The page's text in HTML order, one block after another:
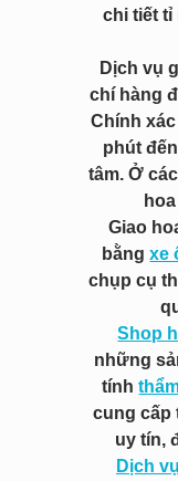
chi tiết tỉ
Dịch vụ
chí hàng
Chính
phút
tâm. Ở
Giao
bằngxe
chụp cụ
Shop
những
tính
cung cấp
uy tín,
Dịch